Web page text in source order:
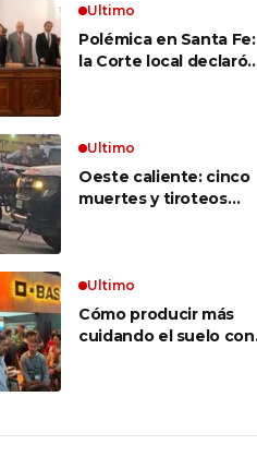
sobre las alas de un
avión en movimiento:
«Las palabras ‘no
Ultimo
Polémica en Santa Fe:
la Corte local declaró
haberes de $ 18
millones
Ultimo
Oeste caliente: cinco
muertes y tiroteos
Ultimo
Cómo producir más
cuidando el suelo con